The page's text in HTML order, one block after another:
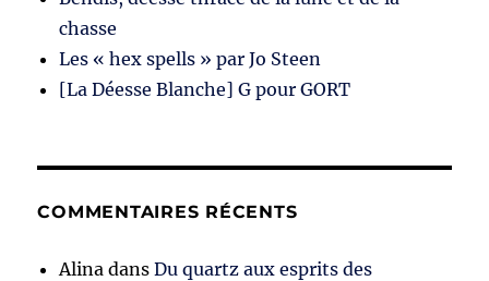
chasse
Les « hex spells » par Jo Steen
[La Déesse Blanche] G pour GORT
COMMENTAIRES RÉCENTS
Alina dansDu quartz aux esprits des